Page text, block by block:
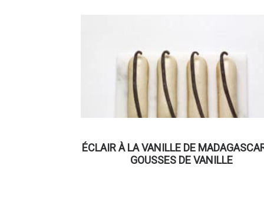
ÉCLAIR À LA VANILLE DE
GOUSSES DE VANILLE